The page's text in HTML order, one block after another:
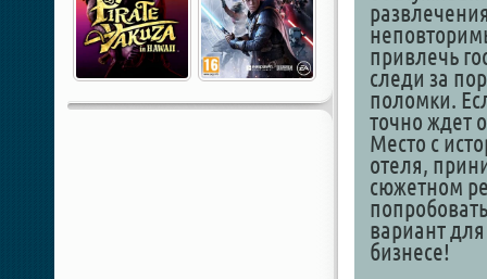
привлечь
следи за
поломки.
точно ждет
Место с
отеля,
сюжетном
вариант
бизнесе!